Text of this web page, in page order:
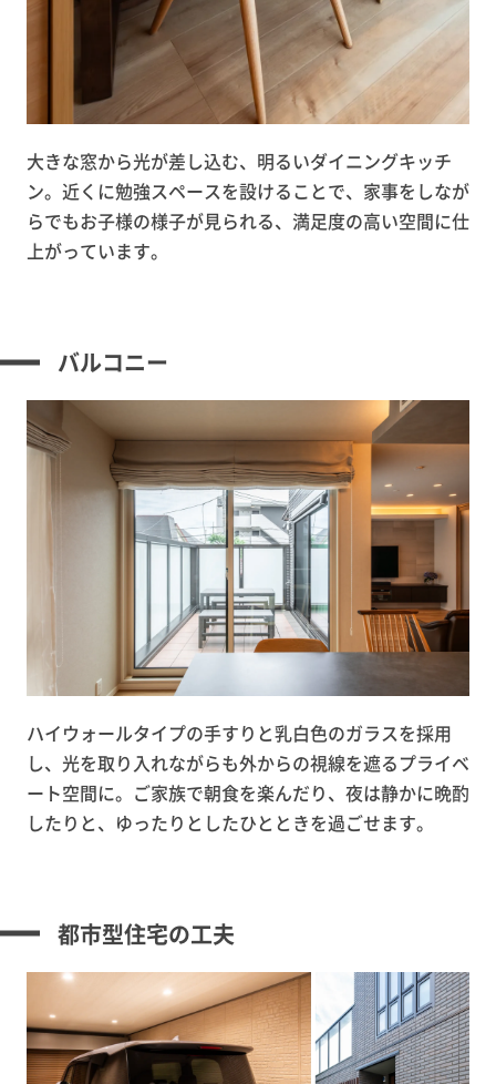
大きな窓から光が差し込む、明るいダイニングキッチ
ン。近くに勉強スペースを設けることで、家事をしなが
らでもお子様の様子が見られる、満足度の高い空間に仕
上がっています。
バルコニー
ハイウォールタイプの手すりと乳白色のガラスを採用
し、光を取り入れながらも外からの視線を遮るプライベ
ート空間に。ご家族で朝食を楽んだり、夜は静かに晩酌
したりと、ゆったりとしたひとときを過ごせます。
都市型住宅の工夫